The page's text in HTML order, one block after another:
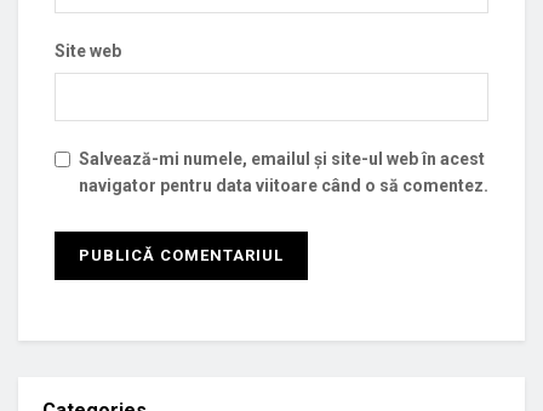
Site web
Salvează-mi numele, emailul și site-ul web în acest
navigator pentru data viitoare când o să comentez.